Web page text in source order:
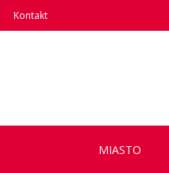
Kontakt
MIASTO